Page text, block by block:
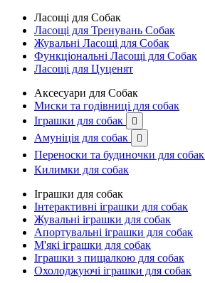
Ласощі для Собак
Ласощі для Тренувань Собак
Жувальні Ласощі для Собак
Функціональні Ласощі для Собак
Ласощі для Цуценят
Аксесуари для Собак
Миски та годівниці для собак
Іграшки для собак

Амуніція для собак 
Переноски та будиночки для собак
Килимки для собак
Іграшки для собак
Інтерактивні іграшки для собак
Жувальні іграшки для собак
Апортувальні іграшки для собак
М'які іграшки для собак
Іграшки з пищалкою для собак
Охолоджуючі іграшки для собак